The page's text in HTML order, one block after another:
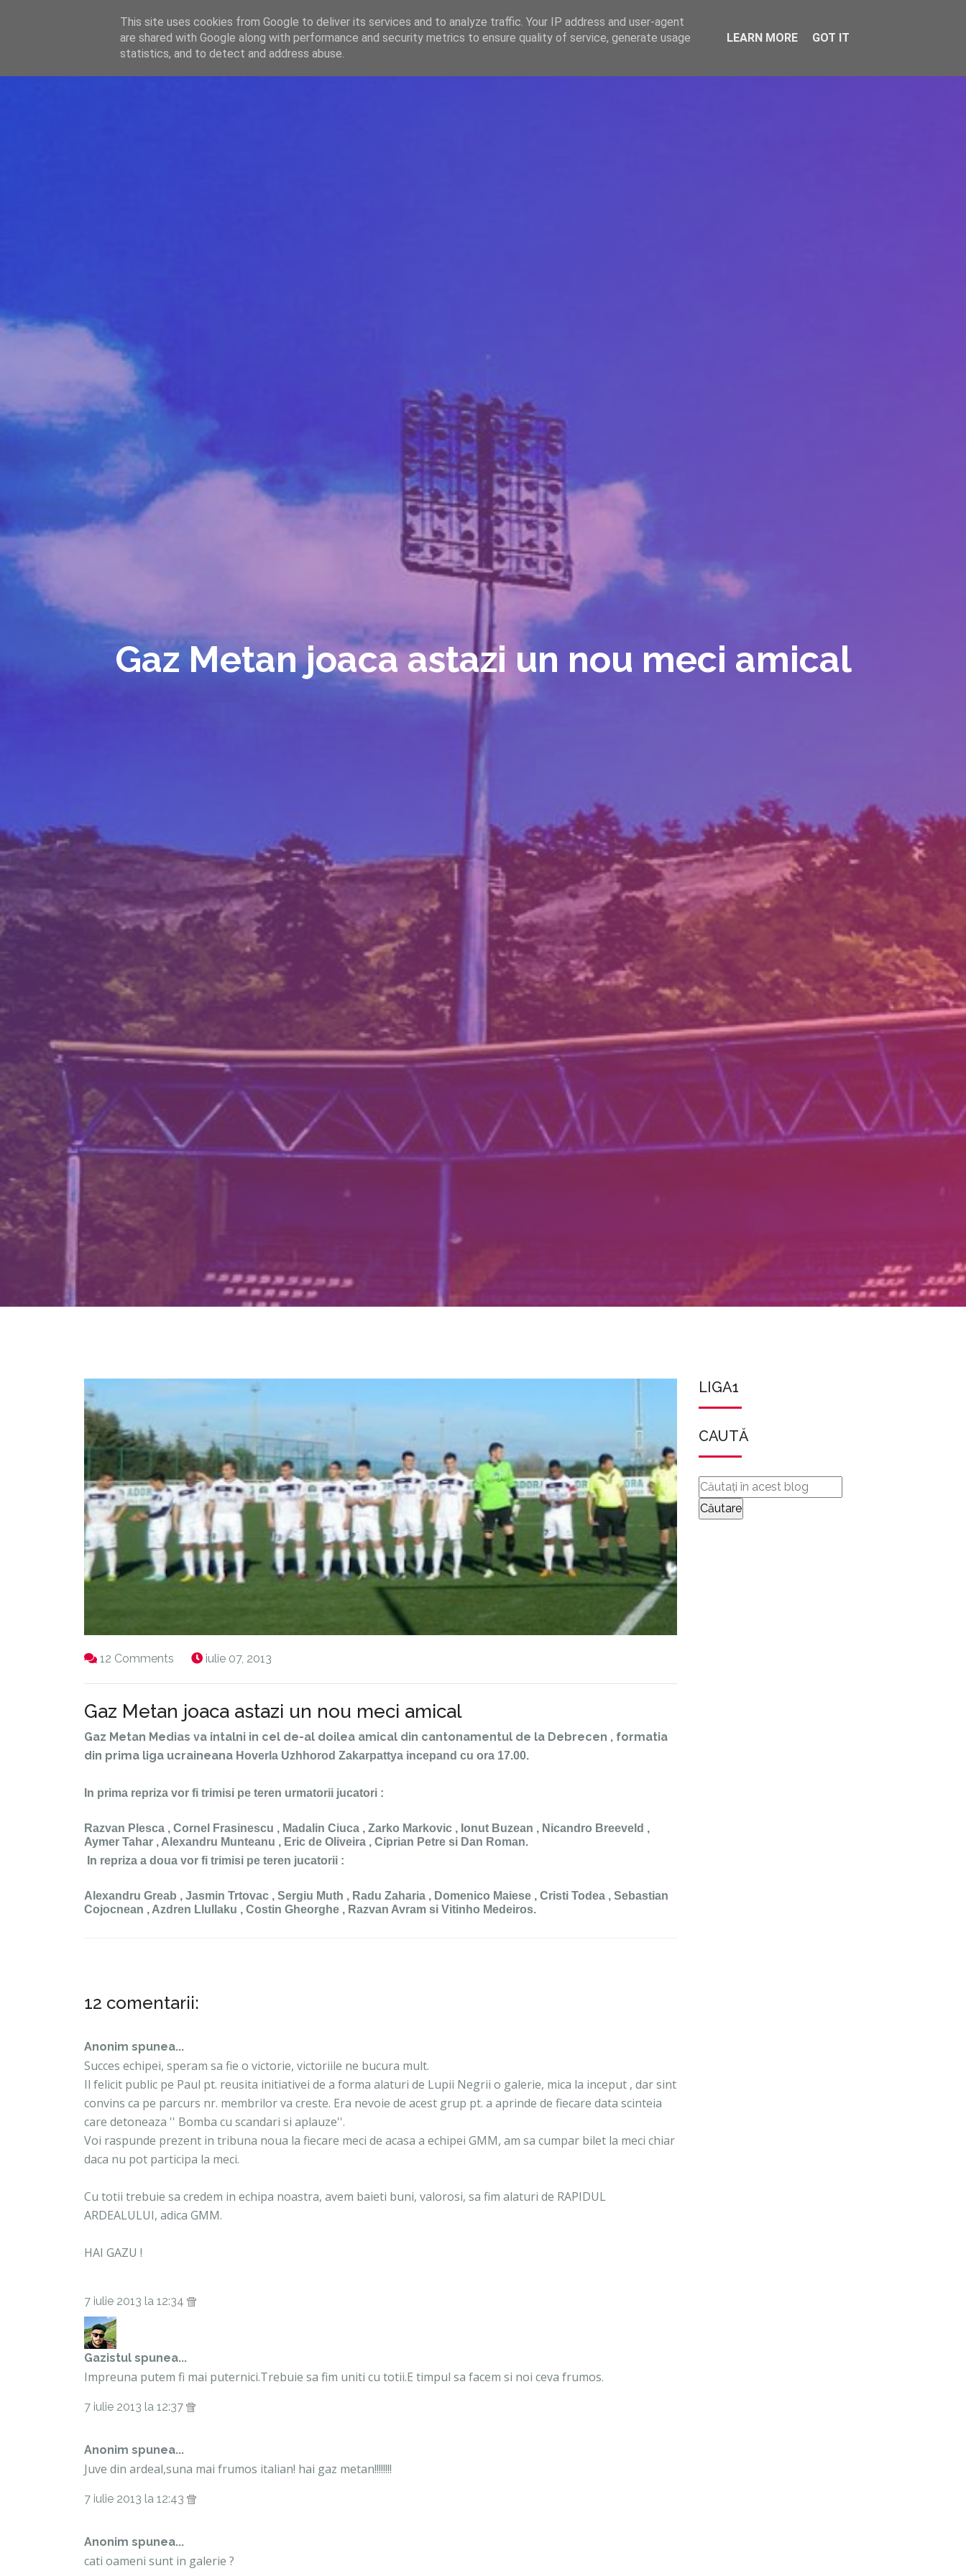
WWW.GAZISTI.RO HOME ARTICOLE DESPRE ECHIPĂ REPERE DONEAZĂ ARTICOLE CONTACT
Gaz Metan joaca astazi un nou meci amical
12 Comments iulie 07, 2013
Gaz Metan joaca astazi un nou meci amical
Gaz Metan Medias va intalni in cel de-al doilea amical din cantonamentul de la Debrecen , formatia
din prima liga ucraineana Hoverla Uzhhorod Zakarpattya incepand cu ora 17.00.
In prima repriza vor fi trimisi pe teren urmatorii jucatori :
Razvan Plesca , Cornel Frasinescu , Madalin Ciuca , Zarko Markovic , Ionut Buzean , Nicandro Breeveld ,
Aymer Tahar , Alexandru Munteanu , Eric de Oliveira , Ciprian Petre si Dan Roman.
In repriza a doua vor fi trimisi pe teren jucatorii :
Alexandru Greab , Jasmin Trtovac , Sergiu Muth , Radu Zaharia , Domenico Maiese , Cristi Todea , Sebastian
Cojocnean , Azdren Llullaku , Costin Gheorghe , Razvan Avram si Vitinho Medeiros.
12 comentarii:
Anonim spunea...
Succes echipei, speram sa fie o victorie, victoriile ne bucura mult.
Il felicit public pe Paul pt. reusita initiativei de a forma alaturi de Lupii Negrii o galerie, mica la inceput , dar sint
convins ca pe parcurs nr. membrilor va creste. Era nevoie de acest grup pt. a aprinde de fiecare data scinteia
care detoneaza '' Bomba cu scandari si aplauze''.
Voi raspunde prezent in tribuna noua la fiecare meci de acasa a echipei GMM, am sa cumpar bilet la meci chiar
daca nu pot participa la meci.
Cu totii trebuie sa credem in echipa noastra, avem baieti buni, valorosi, sa fim alaturi de RAPIDUL
ARDEALULUI, adica GMM.
HAI GAZU !
7 iulie 2013 la 12:34
Gazistul spunea...
Impreuna putem fi mai puternici.Trebuie sa fim uniti cu totii.E timpul sa facem si noi ceva frumos.
7 iulie 2013 la 12:37
Anonim spunea...
Juve din ardeal,suna mai frumos italian! hai gaz metan!!!!!!!!
7 iulie 2013 la 12:43
Anonim spunea...
cati oameni sunt in galerie ?
LIGA1
CAUTĂ
This site uses cookies from Google to deliver its services and to analyze traffic. Your IP address and user-agent
are shared with Google along with performance and security metrics to ensure quality of service, generate usage
statistics, and to detect and address abuse.
LEARN MORE GOT IT